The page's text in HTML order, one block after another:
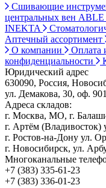
Сшивающие
центральных вен ABLE
INEKTA
Аптечный ассортимент
О компании
Оплата
конфиденциальности
Юридический адрес
630090, Россия,
ул. Демакова, 30, оф. 901
Адреса складов:
г. Москва, МО, г.
г. Артём (Владивосток)
г. Ростов-на-Дону ул.
г. Новосибирск, ул.
Многоканальные
+7 (383) 335-61-23
+7 (383) 336-01-23